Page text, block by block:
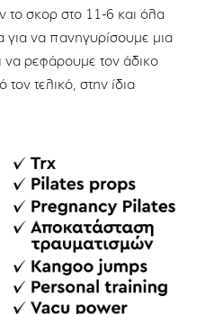
το σκορ στο 11-6 και όλα
για να πανηγυρίσουμε μια
να ρεφάρουμε τον άδικο
τελικό, στην ίδια